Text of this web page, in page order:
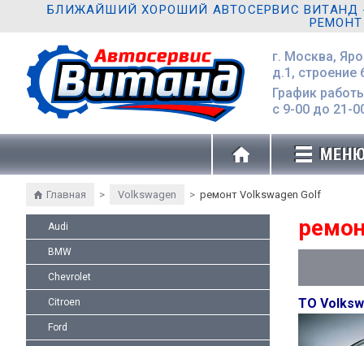
БЛИЖАЙШИЙ ХОРОШИЙ АВТОСЕРВИС ВИТАНД
г. Москва,
д.1, строение
График
с 9-00 до 21-
Главная > Volkswagen > ремонт Volkswagen Golf
Audi
BMW
Chevrolet
Citroen
Ford
ТО